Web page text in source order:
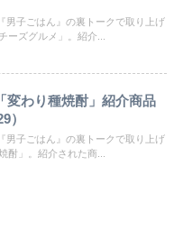
男子ごはん』の裏トークで取り上げ
ーズグルメ」。紹介...
変わり種焼酎」紹介商品
）
男子ごはん』の裏トークで取り上げ
酎」。紹介された商...